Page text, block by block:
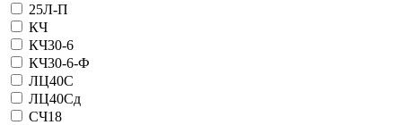
25Л-П
КЧ
КЧ30-6
КЧ30-6-Ф
ЛЦ40С
ЛЦ40Сд
СЧ18